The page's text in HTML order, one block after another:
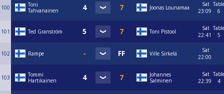
100
Toni
Tahvanainen
Joonas Lounamaa
Sat
23:09
6
101 Ted Granström Toni Pistool
Sat
22:41
5
102 Rampe Ville Sirkelä
Sat
22:00
103
Tommi
Hartikainen
Johannes
Salminen
Sat
22:39
4